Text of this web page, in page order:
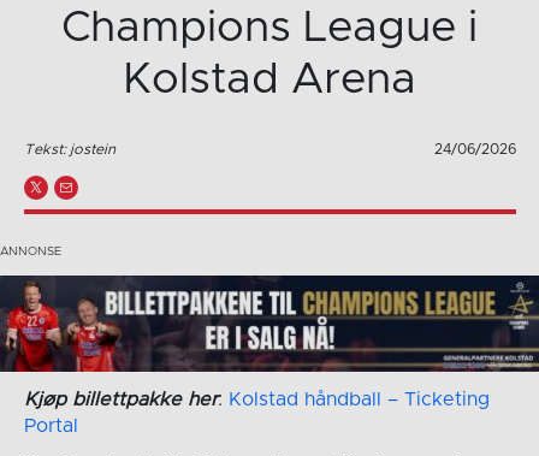
Champions League i
Kolstad Arena
Tekst: jostein 24/06/2026
Kjøp billettpakke her: Kolstad håndball – Ticketing
Portal